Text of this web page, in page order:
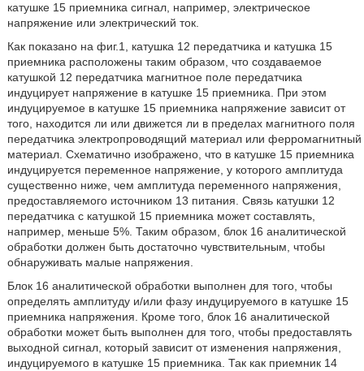
катушке 15 приемника сигнал, например, электрическое
напряжение или электрический ток.
Как показано на фиг.1, катушка 12 передатчика и катушка 15
приемника расположены таким образом, что создаваемое
катушкой 12 передатчика магнитное поле передатчика
индуцирует напряжение в катушке 15 приемника. При этом
индуцируемое в катушке 15 приемника напряжение зависит от
того, находится ли или движется ли в пределах магнитного поля
передатчика электропроводящий материал или ферромагнитный
материал. Схематично изображено, что в катушке 15 приемника
индуцируется переменное напряжение, у которого амплитуда
существенно ниже, чем амплитуда переменного напряжения,
предоставляемого источником 13 питания. Связь катушки 12
передатчика с катушкой 15 приемника может составлять,
например, меньше 5%. Таким образом, блок 16 аналитической
обработки должен быть достаточно чувствительным, чтобы
обнаруживать малые напряжения.
Блок 16 аналитической обработки выполнен для того, чтобы
определять амплитуду и/или фазу индуцируемого в катушке 15
приемника напряжения. Кроме того, блок 16 аналитической
обработки может быть выполнен для того, чтобы предоставлять
выходной сигнал, который зависит от изменения напряжения,
индуцируемого в катушке 15 приемника. Так как приемник 14